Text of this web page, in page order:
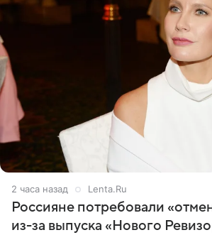
2 часа назад Lenta.Ru
Россияне потребовали
из-за выпуска «Нового